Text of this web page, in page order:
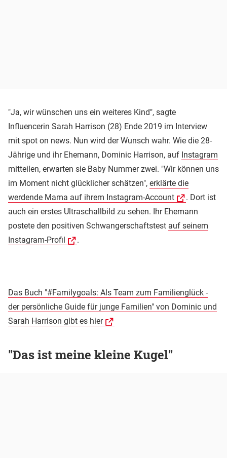
"Ja, wir wünschen uns ein weiteres Kind", sagte
Influencerin Sarah Harrison (28) Ende 2019 im Interview
mit spot on news. Nun wird der Wunsch wahr. Wie die 28-
Jährige und ihr Ehemann, Dominic Harrison, auf Instagram
mitteilen, erwarten sie Baby Nummer zwei. "Wir können uns
im Moment nicht glücklicher schätzen", erklärte die
werdende Mama auf ihrem Instagram-Account
. Dort ist
auch ein erstes Ultraschallbild zu sehen. Ihr Ehemann
postete den positiven Schwangerschaftstest auf seinem
Instagram-Profil
.
Das Buch "#Familygoals: Als Team zum Familienglück -
der persönliche Guide für junge Familien" von Dominic und
Sarah Harrison gibt es hier
"Das ist meine kleine Kugel"